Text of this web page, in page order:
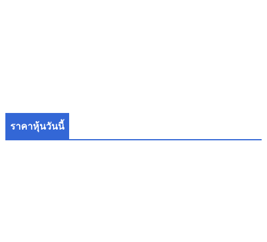
ราคาหุ้นวันนี้